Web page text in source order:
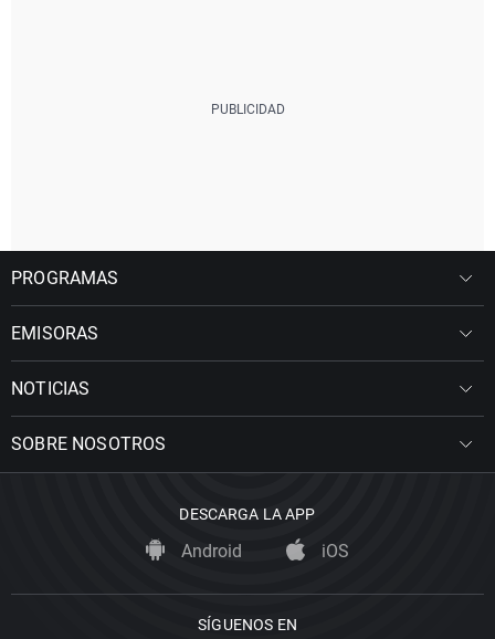
PROGRAMAS
EMISORAS
NOTICIAS
SOBRE NOSOTROS
DESCARGA LA APP
Android iOS
SÍGUENOS EN